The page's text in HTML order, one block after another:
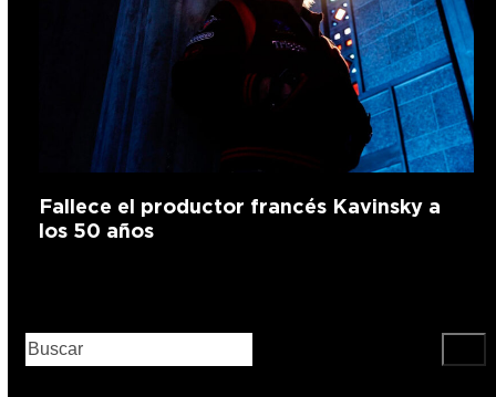
Fallece el productor francés Kavinsky a
los 50 años